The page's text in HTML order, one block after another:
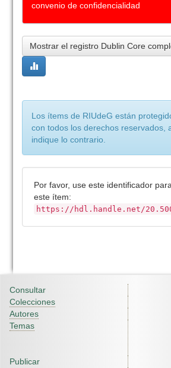
convenio de confidencialidad
Mostrar el registro Dublin Core
Los ítems de RIUdeG están
con todos los derechos reservados,
indique lo contrario.
Por favor, use este identificador
este ítem:
https://hdl.handle.net/
Consultar
Colecciones
Autores
Temas
Publicar